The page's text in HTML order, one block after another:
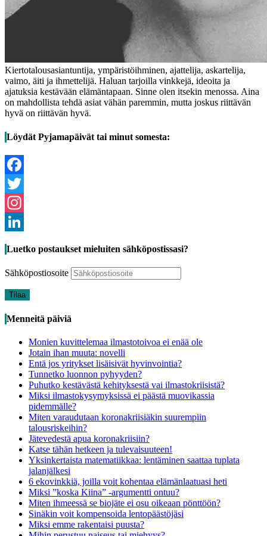
Kiertotalousasiantuntija, ympäristöihminen, ajattelija, askartelija,
vaimo, äiti ja ihmettelijä. Haluan tarjoilla vinkkejä, ideoita ja
ajatuksia kestävään elämäntapaan. Sinne olen itsekin menossa. Aina
on mahdollista tehdä asiat vähän paremmin, mutta joskus riittävän
hyvä on riittävän hyvä.
Löydät Pyjamapäivät tai minut somesta:
Facebook
Twitter
Instagram
Luetko postaukset mieluiten sähköpostissasi?
Sähköpostiosoite
Tilaa
Menneitä päiviä
Monien kuvittelemaa ilmastotoivoa ei enää ole
Jotain ihan muuta: novelli
Entä jos yritykset lisäisivät hyvinvointia?
Tunnetko luonnon pyhyyden?
Puhutko kestävästä kehityksestä vai ilmastokriisistä?
Miksi ilmastokysymyksissä ei päästä muovikassia
pidemmälle?
Miten varaudutaan koronakriisiäkin suurempiin
talousriskeihin?
Jätevedestä apua koronakriisiin?
Katse tähän hetkeen ja tulevaisuuteen!
Yksinkertaista matematiikkaa: lentäminen saattaa tuplata
jalanjälkesi
6 ekovinkkiä, joilla voit kohentaa elämänlaatuasi heti
Miksi ”koska Kiina” -argumentti ontuu?
Miten ihmeessä se biojäte ei osu oikeaan pönttöön?
Sinäkin voit kompensoida lentopäästöjäsi
Miksi emme rakentaisi puusta?